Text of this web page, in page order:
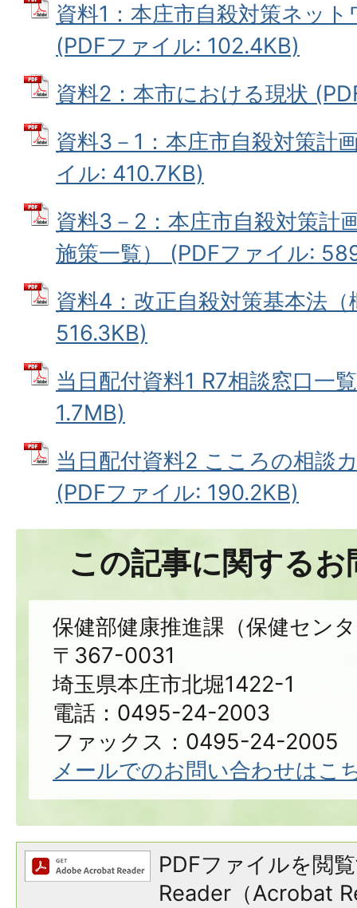
資料1：本庄市自殺対策ネッ
(PDFファイル: 102.4KB)
資料2：本市における現状
資料3－1：本庄市自殺対策計
イル: 410.7KB)
資料3－2：本庄市自殺対策計
施策一覧） (PDFファイル:
資料4：改正自殺対策基本法
516.3KB)
当日配付資料1 R7相談窓口一
1.7MB)
当日配付資料2 こころの相談
(PDFファイル: 190.2KB)
この記事に関する
保健部健康推進課（保健セン
〒367-0031
埼玉県本庄市北堀1422-1
電話：0495-24-2003
ファックス：0495-24-2005
メールでのお問い合わせはこ
PDFファイルを閲
Reader（Acrobat